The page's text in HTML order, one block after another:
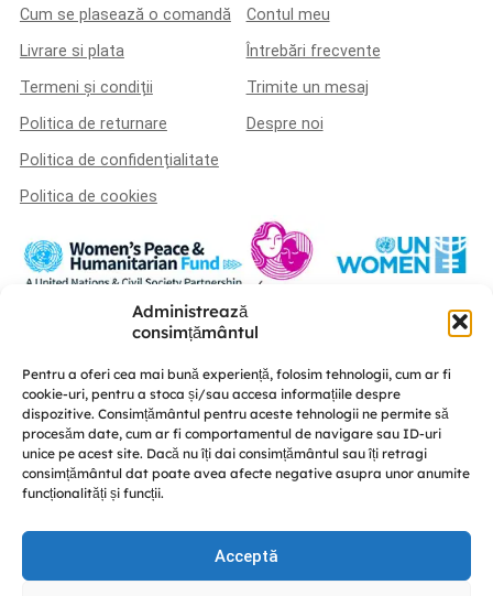
Administrează
consimțământul
Pentru a oferi cea mai bună experiență, folosim tehnologii, cum ar fi
cookie-uri, pentru a stoca și/sau accesa informațiile despre
dispozitive. Consimțământul pentru aceste tehnologii ne permite să
procesăm date, cum ar fi comportamentul de navigare sau ID-uri
unice pe acest site. Dacă nu îți dai consimțământul sau îți retragi
consimțământul dat poate avea afecte negative asupra unor anumite
funcționalități și funcții.
Acceptă
Cum se plasează o comandă
Livrare si plata
Termeni și condiții
Politica de returnare
Politica de confidențialitate
Politica de cookies
Contul meu
Întrebări frecvente
Trimite un mesaj
Despre noi
Această platformă a fost realizată în cadrul proiectului „U-POWER –
consolidare a păcii” este implementat de A.O. „Femei pentru Femei” în
parteneriat cu Centrul de educație nonformală „Diversitate” și CRISP –
Conflict Simulation, cu susținerea UN Women Moldova și finanțat de Fondul
Femeilor pentru Pace și Asistență Umanitară.
Discută cu noi